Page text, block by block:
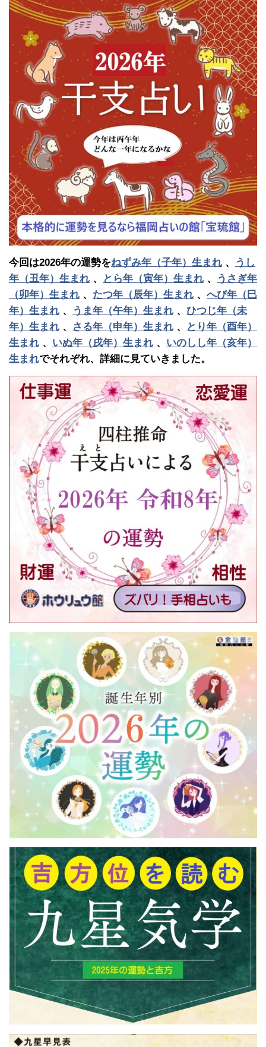
今回は2026年の運勢をねずみ年（子年）生まれ 、
うし
年（丑年）生まれ 、 とら年（寅年）生まれ 、
うさぎ年
（卯年）生まれ 、 たつ年（辰年）生まれ 、 へび年（巳
年）生まれ 、 うま年（午年）生まれ 、 ひつじ年（未
年）生まれ 、 さる年（申年）生まれ 、
とり年（酉年）
生まれ 、 いぬ年（戌年）生まれ 、 いのしし年（亥年）
生まれでそれぞれ、詳細に見ていきました。